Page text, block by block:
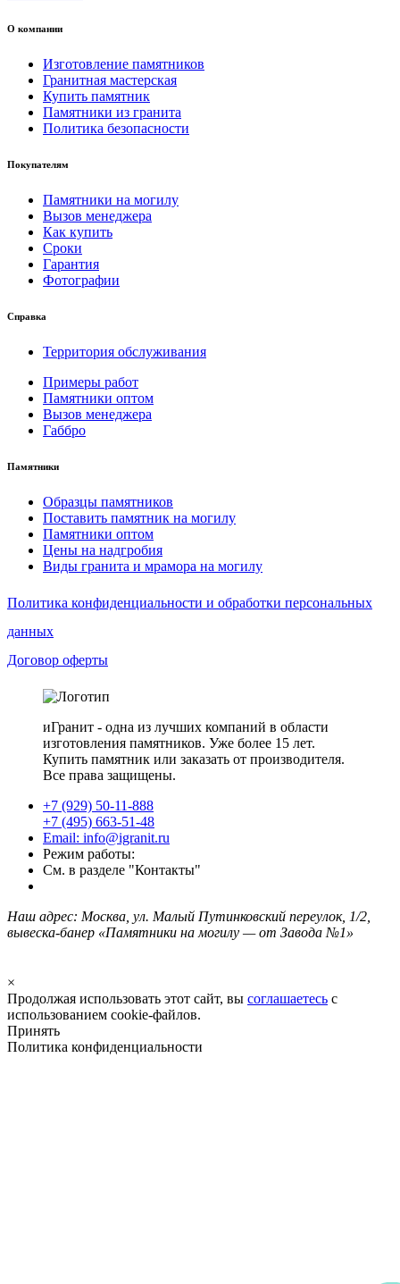
О компании
Изготовление памятников
Гранитная мастерская
Купить памятник
Памятники из гранита
Политика безопасности
Покупателям
Памятники на могилу
Вызов менеджера
Как купить
Сроки
Гарантия
Фотографии
Справка
Территория обслуживания
Примеры работ
Памятники оптом
Вызов менеджера
Габбро
Памятники
Образцы памятников
Поставить памятник на могилу
Памятники оптом
Цены на надгробия
Виды гранита и мрамора на могилу
Политика конфиденциальности и обработки персональных
данных
Договор оферты
иГранит - одна из лучших компаний в области
изготовления памятников. Уже более 15 лет.
Купить памятник или заказать от производителя.
Все права защищены.
+7 (929) 50-11-888
+7 (495) 663-51-48
Email: info@igranit.ru
Режим работы:
См. в разделе "Контакты"
Наш адрес: Москва, ул. Малый Путинковский переулок, 1/2,
вывеска-банер «Памятники на могилу — от Завода №1»
×
Продолжая использовать этот сайт, вы соглашаетесь с
использованием cookie-файлов.
Принять
Политика конфиденциальности